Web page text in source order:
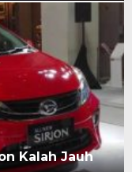
Kalah Jauh